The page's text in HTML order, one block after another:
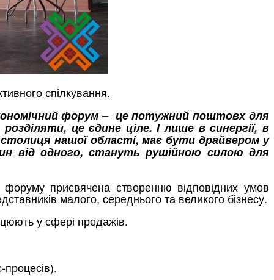
спілкування.
форум – це потужний поштовх для
це єдине ціле. І лише в синергії, в
нашої області, має бути драйвером у
від одного, стануть рушійною силою для
присвячена створенню відповідних умов
малого, середнього та великого бізнесу.
у сфері продажів.